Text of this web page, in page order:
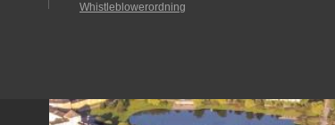
Whistleblowerordning